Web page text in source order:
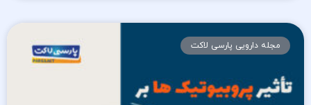
مجله دارویی پارسی لاکت